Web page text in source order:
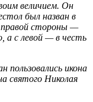
величием. Он
был назван в
правой стороны —
а с левой — в честь
икона
святого Николая